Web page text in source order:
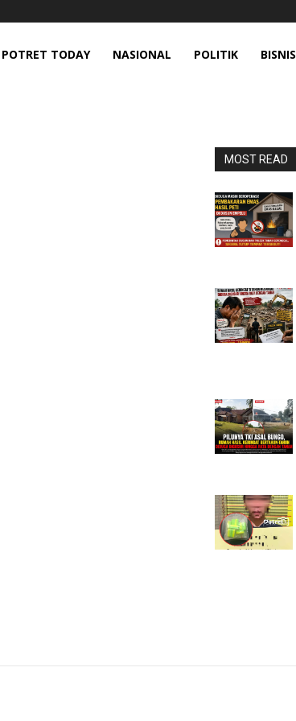
POTRET TODAY NASIONAL POLITIK BISNIS
MOST READ